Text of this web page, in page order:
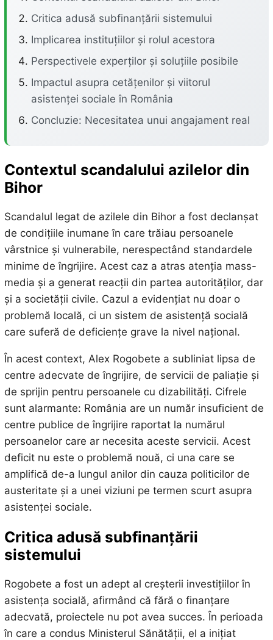
Critica adusă subfinanțării sistemului
Implicarea instituțiilor și rolul acestora
Perspectivele experților și soluțiile posibile
Impactul asupra cetățenilor și viitorul
asistenței sociale în România
Concluzie: Necesitatea unui angajament real
Contextul scandalului azilelor din
Bihor
Scandalul legat de azilele din Bihor a fost declanșat
de condițiile inumane în care trăiau persoanele
vârstnice și vulnerabile, nerespectând standardele
minime de îngrijire. Acest caz a atras atenția mass-
media și a generat reacții din partea autorităților, dar
și a societății civile. Cazul a evidențiat nu doar o
problemă locală, ci un sistem de asistență socială
care suferă de deficiențe grave la nivel național.
În acest context, Alex Rogobete a subliniat lipsa de
centre adecvate de îngrijire, de servicii de paliație și
de sprijin pentru persoanele cu dizabilități. Cifrele
sunt alarmante: România are un număr insuficient de
centre publice de îngrijire raportat la numărul
persoanelor care ar necesita aceste servicii. Acest
deficit nu este o problemă nouă, ci una care se
amplifică de-a lungul anilor din cauza politicilor de
austeritate și a unei viziuni pe termen scurt asupra
asistenței sociale.
Critica adusă subfinanțării
sistemului
Rogobete a fost un adept al creșterii investițiilor în
asistența socială, afirmând că fără o finanțare
adecvată, proiectele nu pot avea succes. În perioada
în care a condus Ministerul Sănătății, el a inițiat